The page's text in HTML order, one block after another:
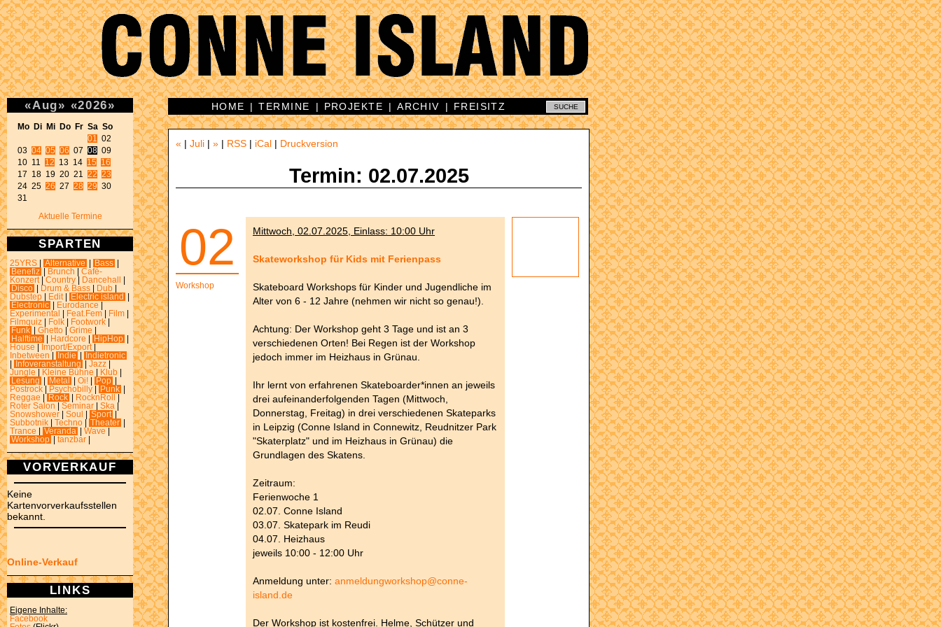
«Aug» «2026»
Mo Di Mi Do Fr Sa So
01
02
03 04 05 06 07 08 09
10 11 12 13 14 15
16
17 18 19 20 21 22 23
24 25 26 27 28 29 30
31
Aktuelle Termine
SPARTEN
25YRS Alternative Bass
Benefiz
Brunch
Café-
Konzert
Country Dancehall
Disco
Drum & Bass Dub
Dubstep
Edit Electric island
Electronic
Eurodance
Experimental
Feat.Fem Film
Filmquiz
Folk Footwork
Funk
Ghetto Grime
Halftime
Hardcore HipHop
House
Import/Export
Inbetween
Indie
Indietronic
Infoveranstaltung Jazz
Jungle
Kleine Bühne Klub
Lesung
Metal Oi! Pop
Postrock
Psychobilly Punk
Reggae
Rock RocknRoll
Roter Salon
Seminar Ska
Snowshower
Soul Sport
Subbotnik
Techno Theater
Trance
Veranda Wave
Workshop
tanzbar
VORVERKAUF
Keine
Kartenvorverkaufsstellen
bekannt.
Online-Verkauf
LINKS
Eigene Inhalte:
Facebook
HOME |TERMINE | PROJEKTE |ARCHIV | FREISITZ
« | Juli | » | RSS | iCal | Druckversion
Termin: 02.07.2025
02
Workshop
Mittwoch, 02.07.2025, Einlass: 10:00 Uhr
Skateworkshop für Kids mit Ferienpass
Skateboard Workshops für Kinder und Jugendliche im
Alter von 6 - 12 Jahre (nehmen wir nicht so genau!).
Achtung: Der Workshop geht 3 Tage und ist an 3
verschiedenen Orten! Bei Regen ist der Workshop
jedoch immer im Heizhaus in Grünau.
Ihr lernt von erfahrenen Skateboarder*innen an jeweils
drei aufeinanderfolgenden Tagen (Mittwoch,
Donnerstag, Freitag) in drei verschiedenen Skateparks
in Leipzig (Conne Island in Connewitz, Reudnitzer Park
"Skaterplatz" und im Heizhaus in Grünau) die
Grundlagen des Skatens.
Zeitraum:
Ferienwoche 1
02.07. Conne Island
03.07. Skatepark im Reudi
04.07. Heizhaus
jeweils 10:00 - 12:00 Uhr
Anmeldung unter: anmeldungworkshop@conne-
island.de
Der Workshop ist kostenfrei. Helme, Schützer und